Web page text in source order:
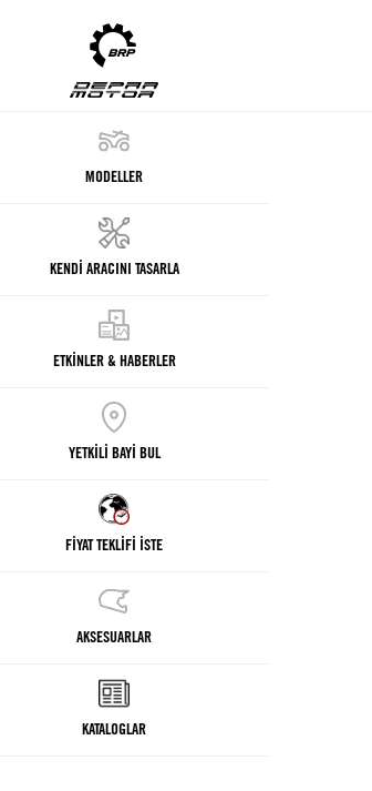
MODELLER
KENDİ ARACINI TASARLA
ETKİNLER & HABERLER
YETKİLİ BAYİ BUL
FİYAT TEKLİFİ İSTE
AKSESUARLAR
KATALOGLAR